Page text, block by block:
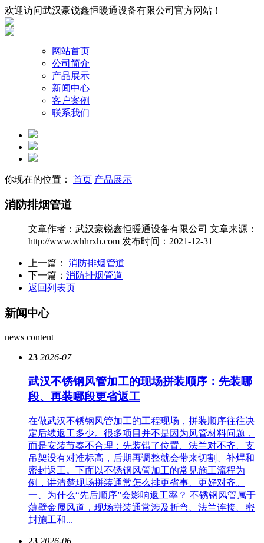
欢迎访问武汉豪锐鑫恒暖通设备有限公司官方网站！
网站首页
公司简介
产品展示
新闻中心
客户案例
联系我们
你现在的位置： 首页 产品展示
消防排烟管道
文章作者：武汉豪锐鑫恒暖通设备有限公司 文章来源：
http://www.whhrxh.com 发布时间：2021-12-31
上一篇： 消防排烟管道
下一篇： 消防排烟管道
返回列表页
新闻中心
news content
23 2026-07
武汉不锈钢风管加工的现场拼装顺序：先装哪
段、再装哪段更省返工
在做武汉不锈钢风管加工的工程现场，拼装顺序往往决
定后续返工多少。很多项目并不是因为风管材料问题，
而是安装节奏不合理：先装错了位置、法兰对不齐、支
吊架没有对准标高，后期再调整就会带来切割、补焊和
密封返工。下面以不锈钢风管加工的常见施工流程为
例，讲清楚现场拼装通常怎么排更省事、更好对齐。
一、为什么“先后顺序”会影响返工率？ 不锈钢风管属于
薄壁金属风道，现场拼装通常涉及折弯、法兰连接、密
封施工和...